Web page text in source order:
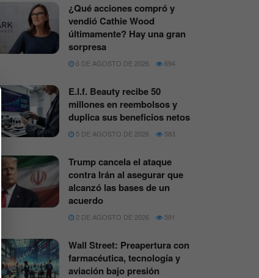
¿Qué acciones compró y
vendió Cathie Wood
últimamente? Hay una gran
sorpresa
6 DE AGOSTO DE 2026 694
E.l.f. Beauty recibe 50
millones en reembolsos y
duplica sus beneficios netos
5 DE AGOSTO DE 2026 583
Trump cancela el ataque
contra Irán al asegurar que
alcanzó las bases de un
acuerdo
2 DE AGOSTO DE 2026 591
Wall Street: Preapertura con
farmacéutica, tecnología y
aviación bajo presión